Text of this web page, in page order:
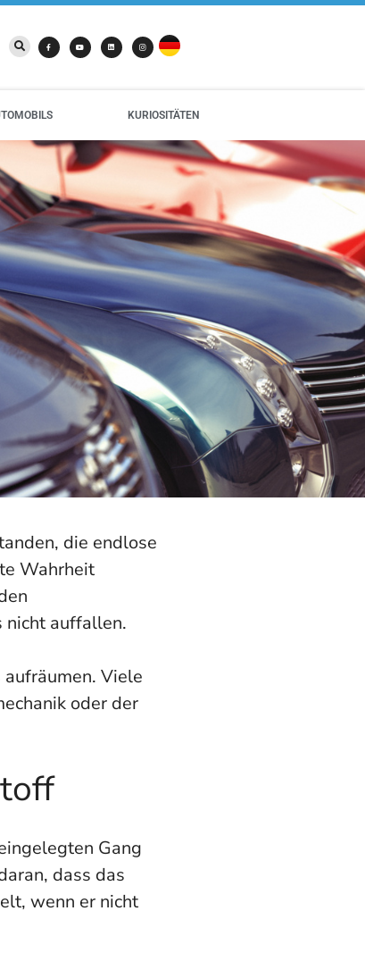
KURIOSITÄTEN
die endlose
Wahrheit
nicht auffallen.
Viele
oder der
Gang
dass das
wenn er nicht